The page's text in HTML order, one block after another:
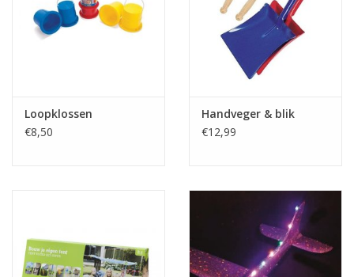
Loopklossen
€8,50
Handveger & blik
€12,99